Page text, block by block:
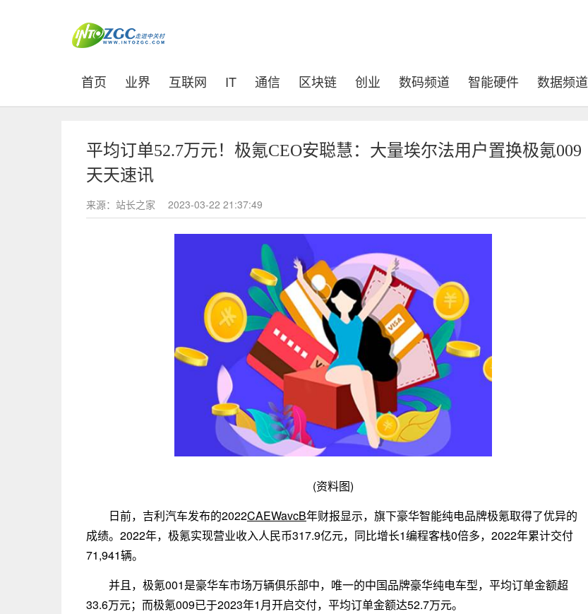
首页 (current)
业界 互联网 IT 通信 区块链 创业 数码频道 智能硬件 数据频道
平均订单52.7万元！极氪CEO安聪慧：大量埃尔法用户置换极氪009
天天速讯
来源：站长之家 2023-03-22 21:37:49
(资料图)
日前，吉利汽车发布的2022CAEWavcB年财报显示，旗下豪华智能纯电品牌极氪取得了优异的
成绩。2022年，极氪实现营业收入人民币317.9亿元，同比增长1编程客栈0倍多，2022年累计交付
71,941辆。
并且，极氪001是豪华车市场万辆俱乐部中，唯一的中国品牌豪华纯电车型，平均订单金额超
33.6万元；而极氪009已于2023年1月开启交付，平均订单金额达52.7万元。